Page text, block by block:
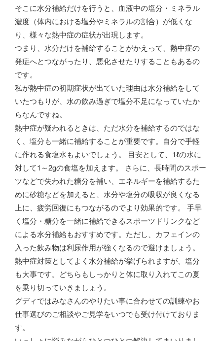
そこに水分補給だけを行うと、血液中の塩分・ミネラル
濃度（体内における塩分やミネラルの割合）が低くな
り、様々な熱中症の症状が出現します。
つまり、水分だけを補給することがかえって、熱中症の
発症へとつながったり、悪化させたりすることもあるの
です。
私が熱中症の初期症状が出ていた理由は水分補給をして
いたつもりが、水の飲み過ぎで塩分不足になっていたか
らなんですね。
熱中症が疑われるときは、ただ水分を補給するのではな
く、塩分も一緒に補給することが重要です。自分で手軽
に作れる食塩水もよいでしょう。 目安として、1ℓの水に
対して1～2gの食塩を加えます。 さらに、長時間のスポー
ツなどで失われた糖分を補い、エネルギーを補給するた
めに砂糖などを加えると、水分や塩分の吸収が良くなる
上に、疲労回復にもつながるのでより効果的です。 手早
く塩分・糖分を一緒に補給できるスポーツドリンクなど
による水分補給もおすすめです。ただし、カフェインの
入った飲み物は利尿作用が強くなるので避けましょう。
熱中症対策としてよく水分補給が挙げられますが、塩分
も大事です。どちらもしっかりと体に取り入れてこの夏
を乗り切っていきましょう。
グディではみなさんのやりたい事に合わせての訓練やお
仕事選びのご相談やご見学をいつでも受け付けておりま
す。